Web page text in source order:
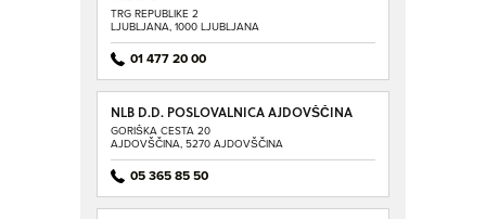
TRG REPUBLIKE 2
LJUBLJANA, 1000 LJUBLJANA
01 477 20 00
NLB D.D. POSLOVALNICA AJDOVŠČINA
GORIŠKA CESTA 20
AJDOVŠČINA, 5270 AJDOVŠČINA
05 365 85 50